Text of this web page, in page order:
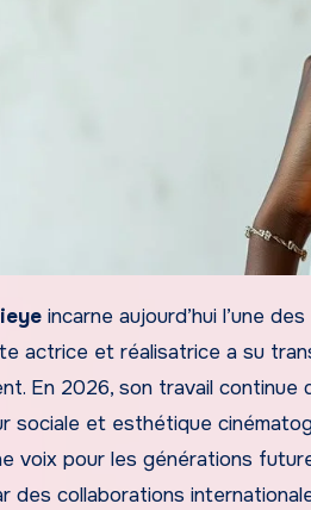
incarne aujourd’hui l’une
actrice et réalisatrice a su
En 2026, son travail
sociale et esthétique
voix pour les générations
des collaborations